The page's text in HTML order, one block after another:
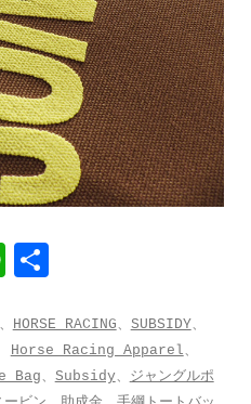
W
a
t
共
、 HORSE RACING、 SUBSIDY、
Horse Racing Apparel、
Bag、 Subsidy、 ジャングルポ